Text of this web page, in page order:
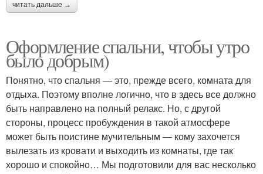
читать дальше →
Оформление спальни, чтобы утро
было добрым)
Понятно, что спальня — это, прежде всего, комната для
отдыха. Поэтому вполне логично, что в здесь все должно
быть направлено на полный релакс. Но, с другой
стороны, процесс пробуждения в такой атмосфере
может быть поистине мучительным — кому захочется
вылезать из кровати и выходить из комнаты, где так
хорошо и спокойно… Мы подготовили для вас несколько